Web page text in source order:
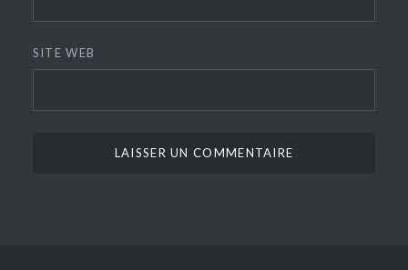
SITE WEB